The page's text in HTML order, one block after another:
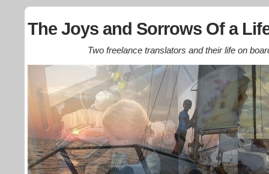
The Joys and Sorrows Of a
Two freelance translators and their life on